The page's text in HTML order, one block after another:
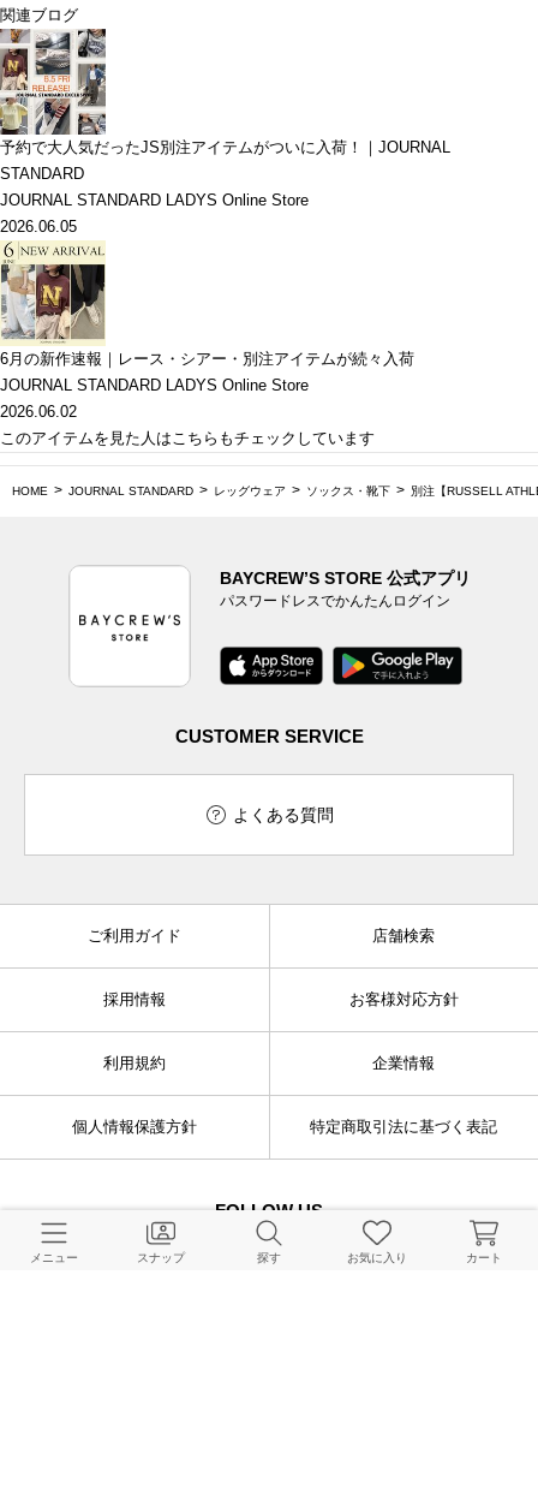
関連ブログ
予約で大人気だったJS別注アイテムがついに入荷！｜JOURNAL
STANDARD
JOURNAL STANDARD LADYS Online Store
2026.06.05
6月の新作速報｜レース・シアー・別注アイテムが続々入荷
JOURNAL STANDARD LADYS Online Store
2026.06.02
このアイテムを見た人はこちらもチェックしています
HOME JOURNAL STANDARD レッグウェア ソックス・靴下 別注【RUSSELL
BAYCREW’S STORE 公式アプリ
パスワードレスでかんたんログイン
CUSTOMER SERVICE
よくある質問
ご利用ガイド 店舗検索
採用情報 お客様対応方針
利用規約 企業情報
個人情報保護方針 特定商取引法に基づく表記
FOLLOW US
メニュー スナップ 探す お気に入り カート